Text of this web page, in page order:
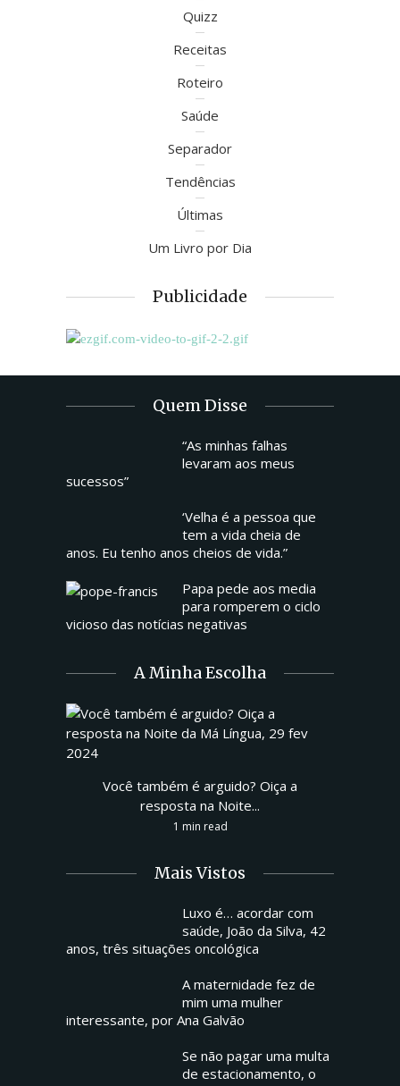
Quizz
Receitas
Roteiro
Saúde
Separador
Tendências
Últimas
Um Livro por Dia
Publicidade
Quem Disse
“As minhas falhas
levaram aos meus
sucessos”
‘Velha é a pessoa que
tem a vida cheia de
anos. Eu tenho anos cheios de vida.”
Papa pede aos media
para romperem o ciclo
vicioso das notícias negativas
A Minha Escolha
Você também é arguido? Oiça a
resposta na Noite...
1 min read
Mais Vistos
Luxo é… acordar com
saúde, João da Silva, 42
anos, três situações oncológica
A maternidade fez de
mim uma mulher
interessante, por Ana Galvão
Se não pagar uma multa
de estacionamento, o